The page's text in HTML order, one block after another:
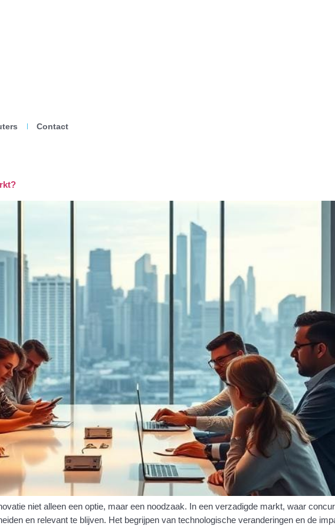
Contact
niet alleen een optie, maar een noodzaak. In een verzadigde markt, waar
en relevant te blijven. Het begrijpen van technologische veranderingen en de